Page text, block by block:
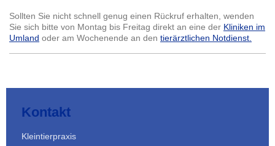
Sollten Sie nicht schnell genug einen Rückruf erhalten, wenden
Sie sich bitte von Montag bis Freitag direkt an eine der Kliniken im
Umland oder am Wochenende an den tierärztlichen Notdienst.
Kontakt
Kleintierpraxis